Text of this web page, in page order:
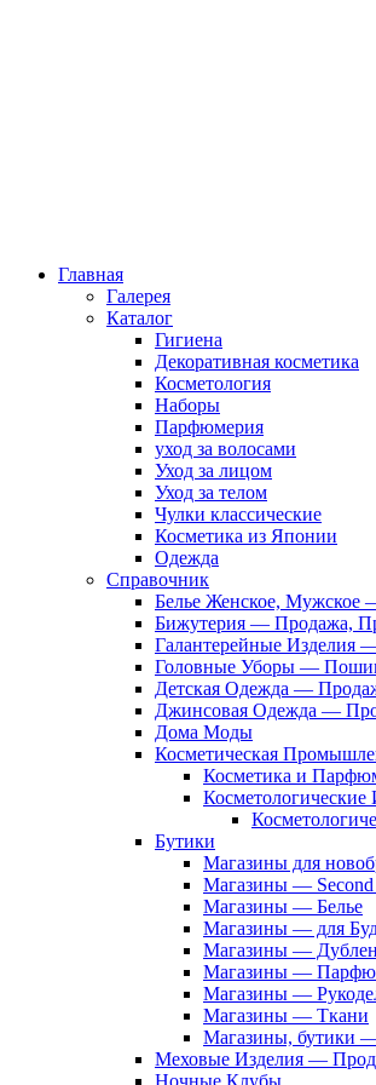
Главная
Галерея
Каталог
Гигиена
Декоративная косметика
Косметология
Наборы
Парфюмерия
уход за волосами
Уход за лицом
Уход за телом
Чулки классические
Косметика из Японии
Одежда
Справочник
Белье Женское, Мужское
Бижутерия — Продажа,
Галантерейные Изделия
Головные Уборы —
Детская Одежда —
Джинсовая Одежда —
Дома Моды
Косметическая
Косметика и
Бутики
Магазины для
Магазины — Second
Магазины — Белье
Магазины — для
Магазины —
Магазины —
Магазины —
Магазины — Ткани
Магазины, бутики
Меховые Изделия —
Ночные Клубы